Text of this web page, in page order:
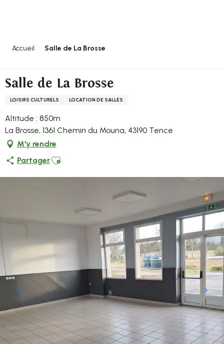
Accueil Salle de La Brosse
Salle de La Brosse
LOISIRS CULTURELS LOCATION DE SALLES
Altitude : 850m
La Brosse, 1361 Chemin du Mouna, 43190 Tence
M'y rendre
PartagerAjouter aux favoris